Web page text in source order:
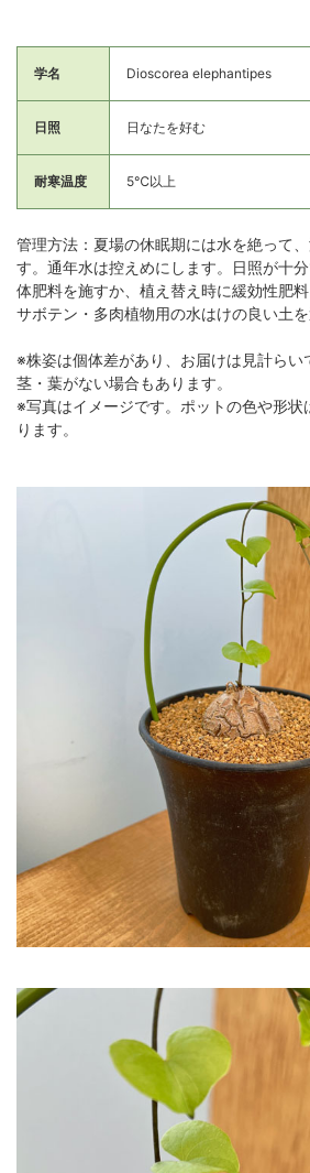
学名 Dioscorea elephantipes
日照 日なたを好む
耐寒温度 5℃以上
管理方法：夏場の休眠期には水を絶って
す。通年水は控えめにします。日照が十
体肥料を施すか、植え替え時に緩効性肥
サボテン・多肉植物用の水はけの良い土を
※株姿は個体差があり、お届けは見計らい
茎・葉がない場合もあります。
※写真はイメージです。ポットの色や形状
ります。